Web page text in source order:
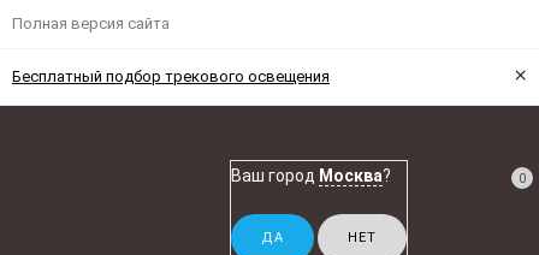
Полная версия сайта
Бесплатный подбор трекового освещения ×
Ваш город Москва? 0